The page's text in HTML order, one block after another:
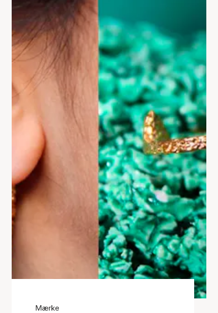
Mærke